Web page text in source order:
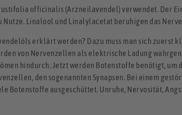
officinalis (Arzneilavendel) verwendet. Der
Linalool und Linalylacetat beruhigen das
erklärt werden? Dazu muss man sich zuerst
von Nervenzellen als elektrische Ladung
hindurch. Jetzt werden Botenstoffe benötigt, um
den sogenannten Synapsen. Bei einem
Botenstoffe ausgeschüttet. Unruhe, Nervosität,